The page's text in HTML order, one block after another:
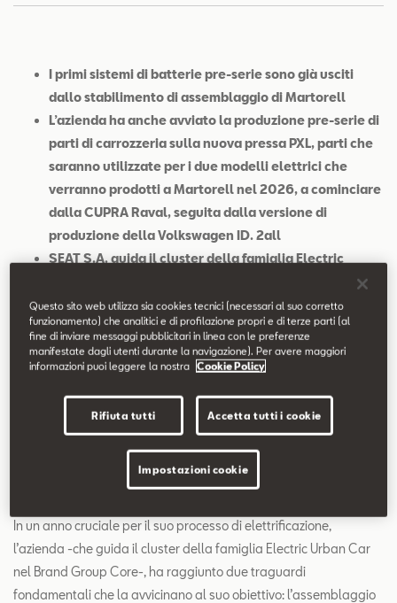
Contatti
I primi sistemi di batterie pre-serie sono già usciti
dallo stabilimento di assemblaggio di Martorell
L’azienda ha anche avviato la produzione pre-serie di
parti di carrozzeria sulla nuova pressa PXL, parti che
saranno utilizzate per i due modelli elettrici che
verranno prodotti a Martorell nel 2026, a cominciare
dalla CUPRA Raval, seguita dalla versione di
produzione della Volkswagen ID. 2all
SEAT S.A. guida il cluster della famiglia Electric
Volkswagen, Škoda, SEAT, CUPRA e Volkswagen
Veicoli Commerciali
In un anno decisivo, l’azienda continua a portare
avanti il suo processo di trasformazione con
l’obiettivo di guidare l’elettrificazione nella penisola
iberica
Verona, 21.05.2025 –SEAT S.A. continua a prepararsi per la
In un anno cruciale per il suo processo di elettrificazione,
l’azienda -che guida il cluster della famiglia Electric Urban Car
nel Brand Group Core-, ha raggiunto due traguardi
fondamentali che la avvicinano al suo obiettivo: l’assemblaggio
Questo sito web utilizza sia cookies tecnici (necessari al suo corretto
funzionamento) che analitici e di profilazione propri e di terze parti (al
fine di inviare messaggi pubblicitari in linea con le preferenze
manifestate dagli utenti durante la navigazione). Per avere maggiori
informazioni puoi leggere la nostra
Cookie Policy
Rifiuta tutti Accetta tutti i cookie
Impostazioni cookie